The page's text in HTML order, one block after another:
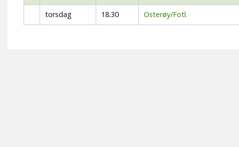
torsdag 18.30 Osterøy/Fotl.